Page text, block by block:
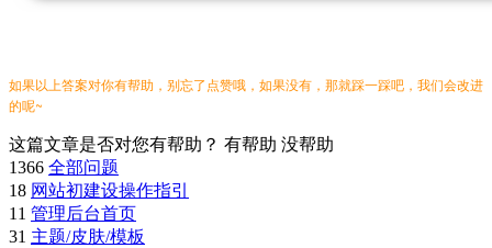
如果以上答案对你有帮助，别忘了点赞哦，如果没有，那就踩一踩吧，我们会改进
的呢~
这篇文章是否对您有帮助？ 有帮助 没帮助
1366 全部问题
18 网站初建设操作指引
11 管理后台首页
31 主题/皮肤/模板